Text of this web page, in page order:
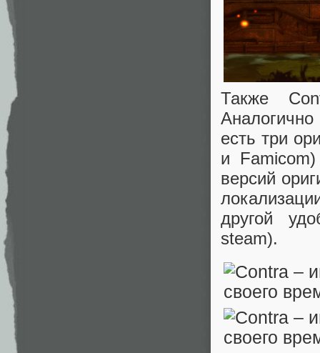
Также
есть три
и
версий
другой
steam).